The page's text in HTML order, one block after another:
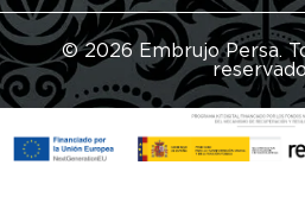
© 2026 Embrujo Persa.